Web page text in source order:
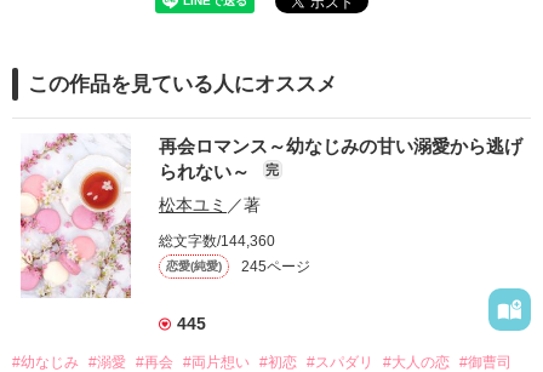
この作品を見ている人にオススメ
再会ロマンス～幼なじみの甘い溺愛から逃げ
られない～
完
松本ユミ ／著
総文字数/144,360
恋愛(純愛) 245ページ
445
#幼なじみ #溺愛 #再会 #両片想い #初恋 #スパダリ #大人の恋 #御曹司